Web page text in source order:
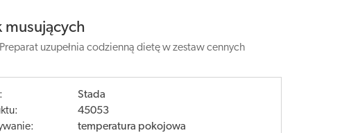
musujących
uzupełnia codzienną dietę w zestaw cennych
Stada
45053
temperatura pokojowa